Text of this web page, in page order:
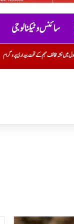
سائنس و ٹیکنالوجی
محفل اصناف سخن گوئی کے تحت